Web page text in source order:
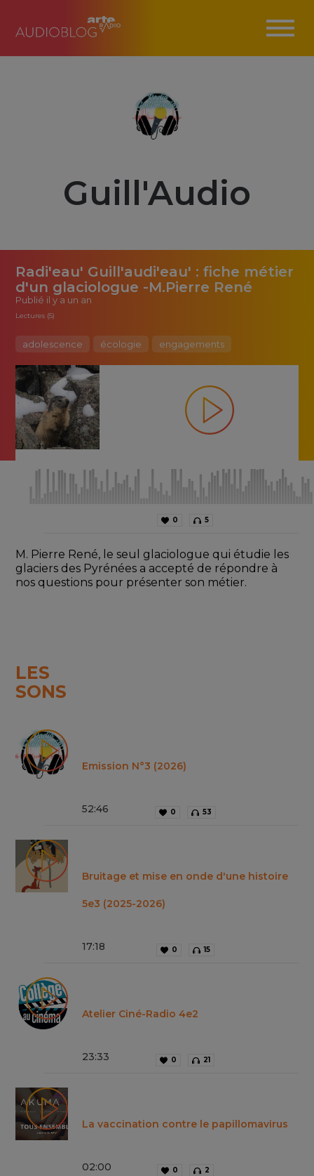
Guill'Audio
Radi'eau' Guill'audi'eau' : fiche métier
d'un glaciologue -M.Pierre René
Publié il y a un an
Lectures (5)
adolescence écologie engagements
0 5
M. Pierre René, le seul glaciologue qui étudie les
glaciers des Pyrénées a accepté de répondre à
nos questions pour présenter son métier.
LES
SONS
Emission N°3 (2026)
52:46 0 53
Bruitage et mise en onde d'une histoire
5e3 (2025-2026)
17:18 0 15
Atelier Ciné-Radio 4e2
23:33 0 21
La vaccination contre le papillomavirus
02:00 0 2